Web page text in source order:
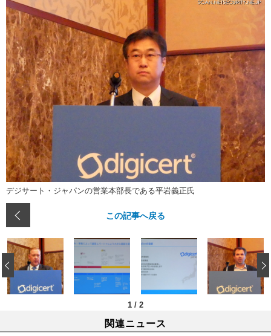
デジサート・ジャパンの営業本部長である平岩義正氏
この記事へ戻る
1 / 2
‹
関連ニュース